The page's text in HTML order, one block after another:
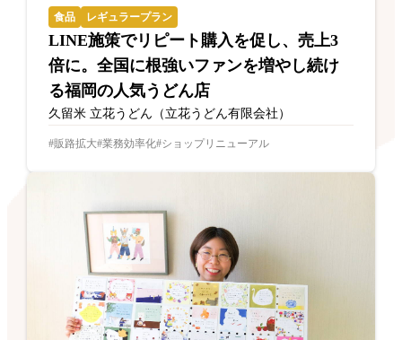
食品 レギュラープラン
LINE施策でリピート購入を促し、売上3
倍に。全国に根強いファンを増やし続け
る福岡の人気うどん店
久留米 立花うどん（立花うどん有限会社）
販路拡大 業務効率化 ショップリニューアル